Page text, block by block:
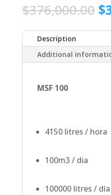
$376,000.00 $
Description
Additional
MSF 100
4150 litres / hora
100m3 / dia
100000 litres / día